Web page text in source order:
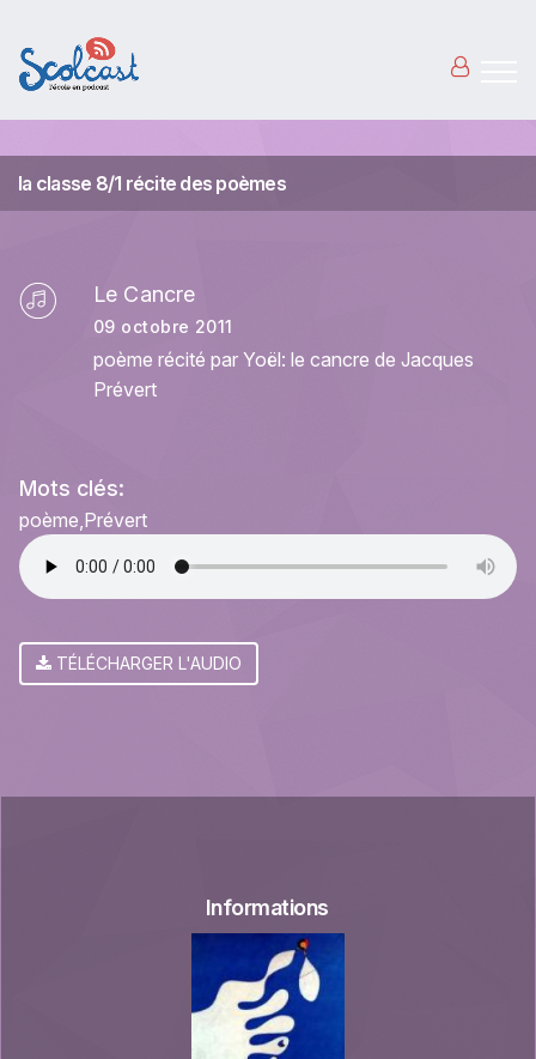
la classe 8/1 récite des poèmes
Le Cancre
09 octobre 2011
poème récité par Yoël: le cancre de Jacques
Prévert
Mots clés:
poème Prévert
TÉLÉCHARGER L'AUDIO
Informations